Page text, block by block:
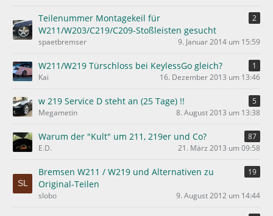
Teilenummer Montagekeil für
W211/W203/C219/C209-Stoßleisten gesucht
2
spaetbremser 9. Januar 2014 um 15:59
W211/W219 Türschloss bei KeylessGo gleich?
1
Kai
16. Dezember 2013 um 13:46
w 219 Service D steht an (25 Tage) !!
5
Megametin
8. August 2013 um 13:38
Warum der "Kult" um 211, 219er und Co?
87
E.D.
21. März 2013 um 09:58
Bremsen W211 / W219 und Alternativen zu
Original-Teilen
19
slobo 9. August 2012 um 14:44